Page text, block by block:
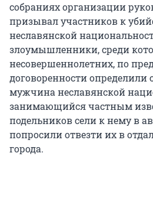
собраниях организации
призывал участников к
неславянской
злоумышленники, среди
несовершеннолетних, по
договоренности определили
мужчина неславянской
занимающийся частным
подельников сели к нему в
попросили отвезти их в
города.